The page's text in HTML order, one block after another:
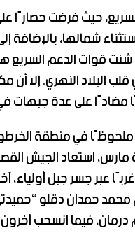
حيث فرضت حصارًا
شمالها، بالإضافة
كردفان في الجنوب. وفي أواخر عام 2023، شنت
البلاد النهري. إلا أن
تقدمًا ملحوظًا في منطقة
استعاد الجيش
عبر جسر جبل أولياء،
حمدان دقلو
فيما انسحب